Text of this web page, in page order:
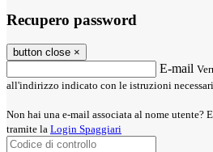
Recupero password
button close ×
E-mail
all'indirizzo indicato con le istruzioni
Non hai una e-mail associata al nome utente?
tramite la Login Spaggiari